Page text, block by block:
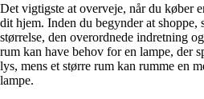
Det vigtigste at overveje, når du køber
dit hjem. Inden du begynder at shoppe,
størrelse, den overordnede indretning
rum kan have behov for en lampe, der
lys, mens et større rum kan rumme en
lampe.